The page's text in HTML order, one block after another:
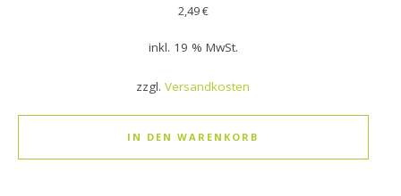
2,49€
inkl. 19 % MwSt.
zzgl.Versandkosten
IN DEN WARENKORB